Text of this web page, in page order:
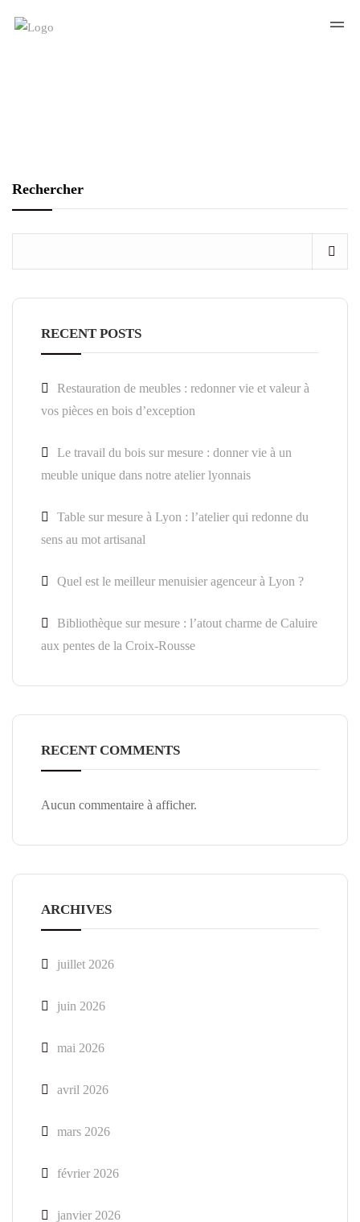
Rechercher
RECENT POSTS
Restauration de meubles : redonner vie et valeur à
vos pièces en bois d’exception
Le travail du bois sur mesure : donner vie à un
meuble unique dans notre atelier lyonnais
Table sur mesure à Lyon : l’atelier qui redonne du
sens au mot artisanal
Quel est le meilleur menuisier agenceur à Lyon ?
Bibliothèque sur mesure : l’atout charme de Caluire
aux pentes de la Croix-Rousse
RECENT COMMENTS
Aucun commentaire à afficher.
ARCHIVES
juillet 2026
juin 2026
mai 2026
avril 2026
mars 2026
février 2026
janvier 2026